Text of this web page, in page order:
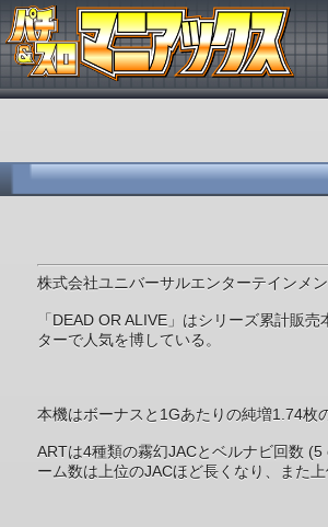
株式会社ユニバーサルエンターテインメ
「DEAD OR ALIVE」はシリーズ累計販
ターで人気を博している。
本機はボーナスと1Gあたりの純増1.74枚
ARTは4種類の霧幻JACとベルナビ回数
ーム数は上位のJACほど長くなり、また